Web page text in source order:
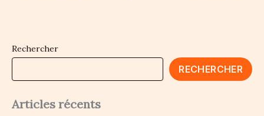
Rechercher
RECHERCHER
Articles récents